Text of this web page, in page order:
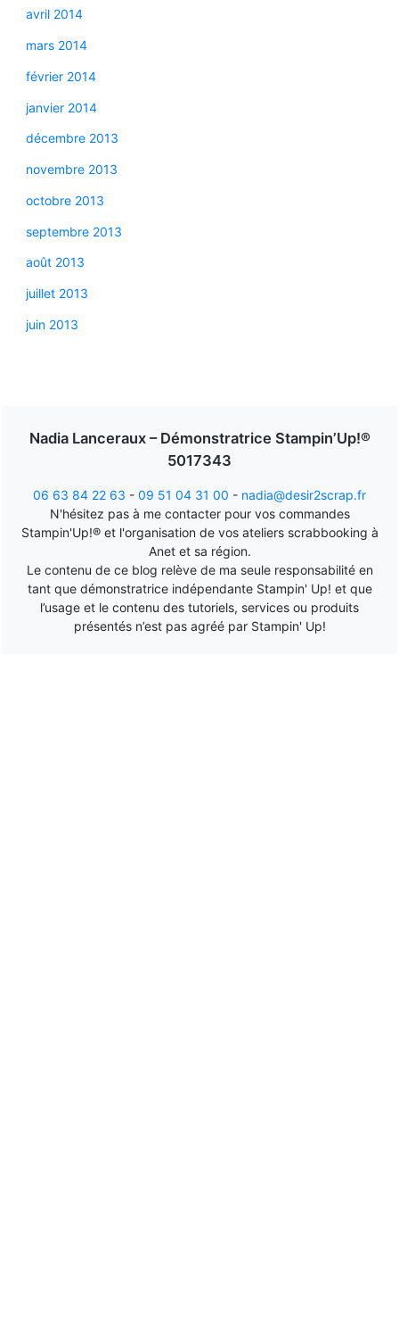
avril 2014
mars 2014
février 2014
janvier 2014
décembre 2013
novembre 2013
octobre 2013
septembre 2013
août 2013
juillet 2013
juin 2013
Nadia Lanceraux – Démonstratrice Stampin’Up!®
5017343
06 63 84 22 63 - 09 51 04 31 00 - nadia@desir2scrap.fr
N'hésitez pas à me contacter pour vos commandes
Stampin'Up!® et l'organisation de vos ateliers scrabbooking à
Anet et sa région.
Le contenu de ce blog relève de ma seule responsabilité en
tant que démonstratrice indépendante Stampin' Up! et que
l’usage et le contenu des tutoriels, services ou produits
présentés n’est pas agréé par Stampin' Up!